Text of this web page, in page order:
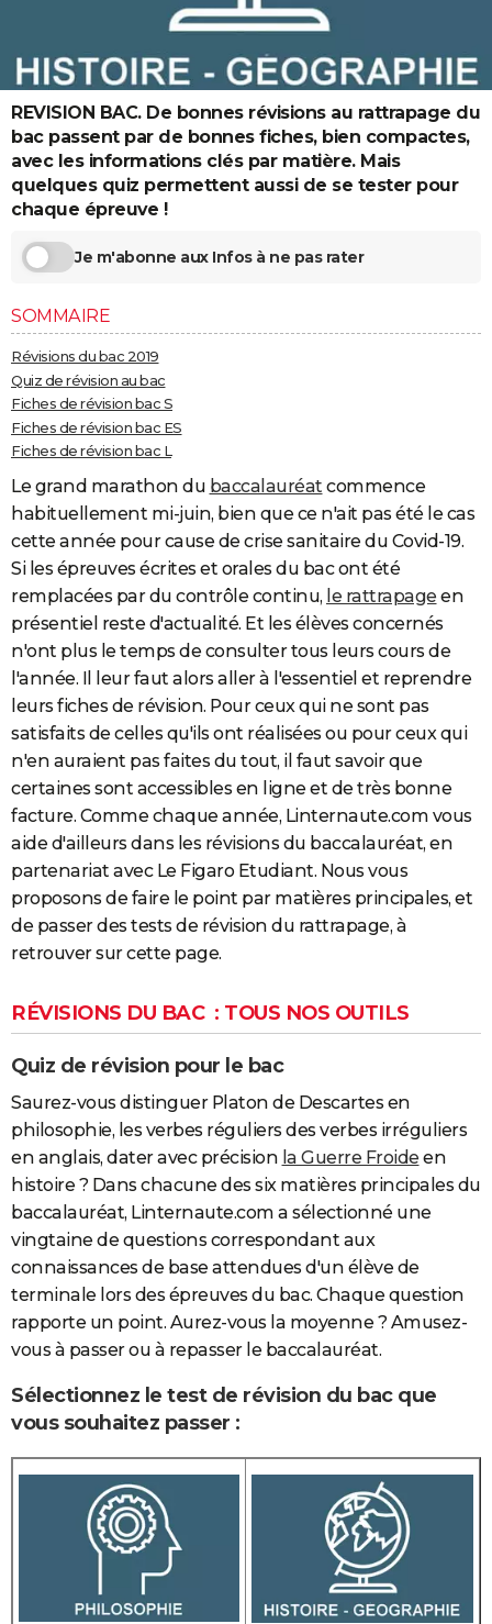
GUIDES D'ACHAT
BONS PLANS
CARTE DE VOEUX
Carte de Noël
Carte Bonne année
Carte Saint-Valentin
Carte Pâques
Carte d'anniversaire
DICTIONNAIRE
Dictionnaire
Biographies
Citations
Expressions
Proverbes
PROGRAMME TV
S'inscrire
Se connecter
Lycées
Collèges
Primaires
Universités
Entreprises
Service militaire
Avis de recherche
AVIS DE DÉCÈS
FORUM
Bricolage
Lifestyle
Culture
Sport
Auto
Television
Voyage
Cinema
REVISION BAC. De bonnes révisions au rattrapage du
bac passent par de bonnes fiches, bien compactes,
avec les informations clés par matière. Mais
quelques quiz permettent aussi de se tester pour
chaque épreuve !
Je m'abonne aux Infos à ne pas rater
SOMMAIRE
Révisions du bac 2019
Quiz de révision au bac
Fiches de révision bac S
Fiches de révision bac ES
Fiches de révision bac L
Le grand marathon du baccalauréat commence
habituellement mi-juin, bien que ce n'ait pas été le cas
cette année pour cause de crise sanitaire du Covid-19.
Si les épreuves écrites et orales du bac ont été
remplacées par du contrôle continu, le rattrapage en
présentiel reste d'actualité. Et les élèves concernés
n'ont plus le temps de consulter tous leurs cours de
l'année. Il leur faut alors aller à l'essentiel et reprendre
leurs fiches de révision. Pour ceux qui ne sont pas
satisfaits de celles qu'ils ont réalisées ou pour ceux qui
n'en auraient pas faites du tout, il faut savoir que
certaines sont accessibles en ligne et de très bonne
facture. Comme chaque année, Linternaute.com vous
aide d'ailleurs dans les révisions du baccalauréat, en
partenariat avec Le Figaro Etudiant. Nous vous
proposons de faire le point par matières principales, et
de passer des tests de révision du rattrapage, à
retrouver sur cette page.
RÉVISIONS DU BAC : TOUS NOS OUTILS
Quiz de révision pour le bac
Saurez-vous distinguer Platon de Descartes en
philosophie, les verbes réguliers des verbes irréguliers
en anglais, dater avec précision la Guerre Froide en
histoire ? Dans chacune des six matières principales du
baccalauréat, Linternaute.com a sélectionné une
vingtaine de questions correspondant aux
connaissances de base attendues d'un élève de
terminale lors des épreuves du bac. Chaque question
rapporte un point. Aurez-vous la moyenne ? Amusez-
vous à passer ou à repasser le baccalauréat.
Sélectionnez le test de révision du bac que
vous souhaitez passer :